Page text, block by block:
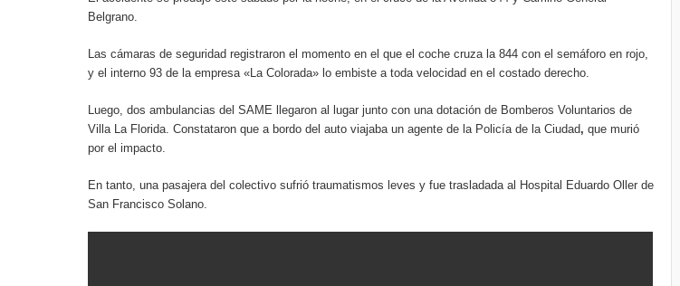
Belgrano.
Las cámaras de seguridad registraron el momento en el que el coche cruza la 844 con el semáforo en rojo,
y el interno 93 de la empresa «La Colorada» lo embiste a toda velocidad en el costado derecho.
Luego, dos ambulancias del SAME llegaron al lugar junto con una dotación de Bomberos Voluntarios de
Villa La Florida. Constataron que a bordo del auto viajaba un agente de la Policía de la Ciudad, que murió
por el impacto.
En tanto, una pasajera del colectivo sufrió traumatismos leves y fue trasladada al Hospital Eduardo Oller de
San Francisco Solano.